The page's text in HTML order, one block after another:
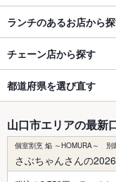
ランチのあるお店から
チェーン店から探す
都道府県を選び直す
山口市エリアの最新
個室割烹 焔 ～HOMURA～
さぶちゃんさんの